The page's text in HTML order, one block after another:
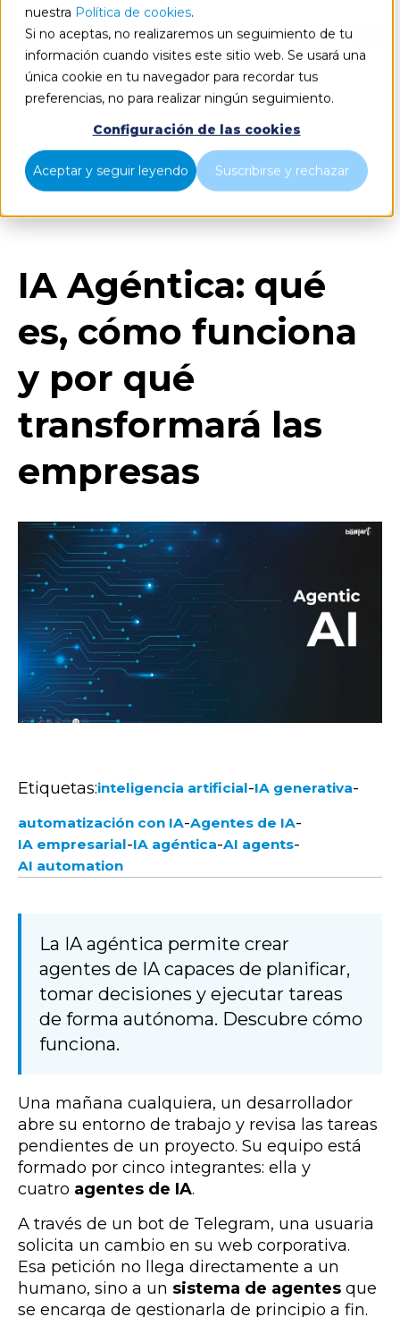
nuestra Política de cookies.
Si no aceptas, no realizaremos un seguimiento de tu
información cuando visites este sitio web. Se usará una
única cookie en tu navegador para recordar tus
preferencias, no para realizar ningún seguimiento.
Configuración de las cookies
Aceptar y seguir leyendo Suscribirse y rechazar
ES
Blog Home
IA Agéntica: qué es, cómo funciona y por qué
IA Agéntica: qué
es, cómo funciona
y por qué
transformará las
empresas
Etiquetas:inteligencia artificial-IA generativa-
automatización con IA-Agentes de IA-
IA empresarial-IA agéntica-AI agents-
AI automation
La IA agéntica permite crear
agentes de IA capaces de planificar,
tomar decisiones y ejecutar tareas
de forma autónoma. Descubre cómo
funciona.
Una mañana cualquiera, un desarrollador
abre su entorno de trabajo y revisa las tareas
pendientes de un proyecto. Su equipo está
formado por cinco integrantes: ella y
cuatro agentes de IA.
A través de un bot de Telegram, una usuaria
solicita un cambio en su web corporativa.
Esa petición no llega directamente a un
humano, sino a un sistema de agentes que
se encarga de gestionarla de principio a fin.